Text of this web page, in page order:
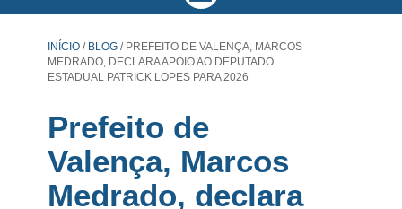
INÍCIO / BLOG /PREFEITO DE VALENÇA, MARCOS
MEDRADO, DECLARA APOIO AO DEPUTADO
ESTADUAL PATRICK LOPES PARA 2026
Prefeito de
Valença, Marcos
Medrado, declara